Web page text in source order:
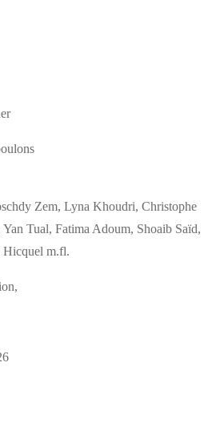
Zem, Lyna Khoudri, Christophe
Tual, Fatima Adoum, Shoaib Saïd,
Hicquel m.fl.